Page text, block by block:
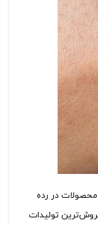
در رده
تولیدات